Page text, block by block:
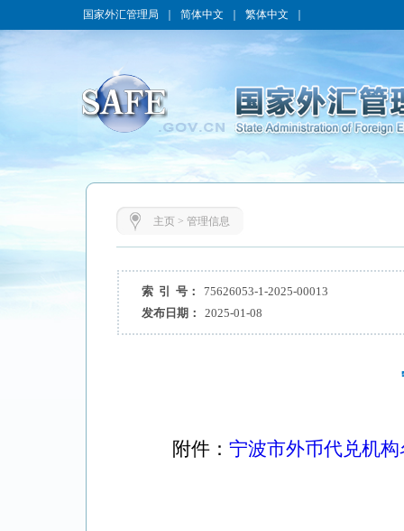
国家外汇管理局 简体中文 繁体中文
主页> 管理信息
索 引 号：
75626053-1-2025-00013
发布日期：
2025-01-08
附件： 宁波市外币代兑机